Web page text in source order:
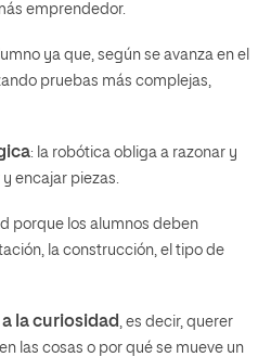
emprendedor.
ya que, según se avanza en el
pruebas más complejas,
: la robótica obliga a razonar y
encajar piezas.
porque los alumnos deben
la construcción, el tipo de
la curiosidad , es decir, querer
las cosas o por qué se mueve un